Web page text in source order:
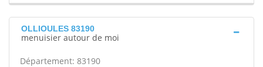
OLLIOULES 83190
menuisier autour de moi
Département: 83190